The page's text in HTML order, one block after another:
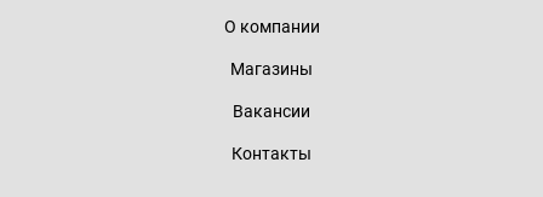
О компании
Магазины
Вакансии
Контакты